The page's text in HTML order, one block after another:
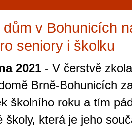
v Bohunicích
seniory i školku
2021 - V čerstvě
Brně-Bohunicích
školního roku a tím
školy, která je jeho
Průvodce
Brně: Od
Brno je
zajímavé
restaurace,
místem, kde si